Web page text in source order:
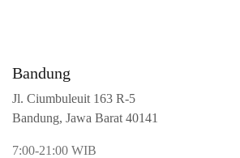
Bandung
Jl. Ciumbuleuit 163 R-5
Bandung, Jawa Barat 40141
7:00-21:00 WIB